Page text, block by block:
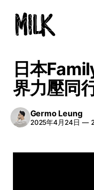
日本
界力壓同
Germo Leung
2025年4月24日 —